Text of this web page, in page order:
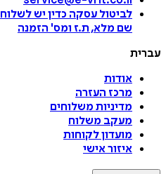
לביטול עסקה כדין יש לשלוח
שם מלא, ת.ז ומס' הזמנה
עברית
אודות
מרכז העזרה
מדיניות משלוחים
מעקב משלוח
מועדון לקוחות
איזור אישי